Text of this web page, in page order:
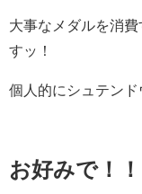
大事なメダルを消
すッ！
個人的にシュテン
お好みで！！